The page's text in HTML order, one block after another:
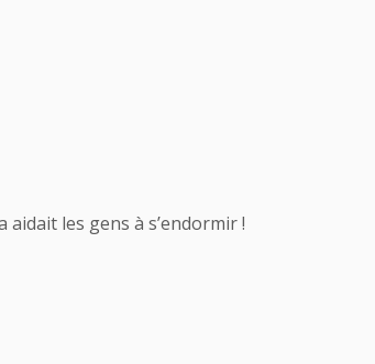
les gens à s’endormir !